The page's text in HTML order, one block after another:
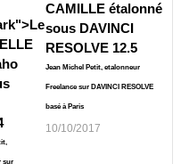
Le
sur
CAMILLE étalonné
sous DAVINCI
RESOLVE 12.5
Jean Michel Petit, etalonneur
Freelance sur DAVINCI RESOLVE
basé à Paris
10/10/2017